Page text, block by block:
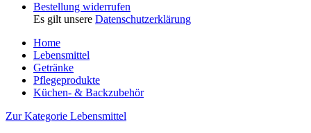
Bestellung widerrufen
Es gilt unsere Datenschutzerklärung
Home
Lebensmittel
Getränke
Pflegeprodukte
Küchen- & Backzubehör
Zur Kategorie Lebensmittel